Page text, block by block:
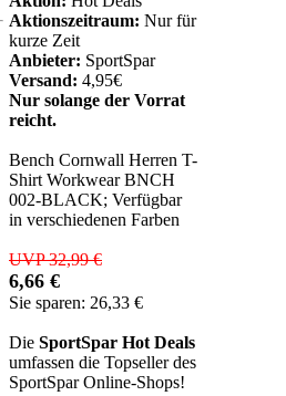
Aktionszeitraum: Nur für
kurze Zeit
Anbieter: SportSpar
Versand: 4,95€
Nur solange der Vorrat
reicht.
Bench Cornwall Herren T-
Shirt Workwear BNCH
002-BLACK; Verfügbar
in verschiedenen Farben
UVP 32,99 €
6,66 €
Sie sparen: 26,33 €
Die SportSpar Hot Deals
umfassen die Topseller des
SportSpar Online-Shops!